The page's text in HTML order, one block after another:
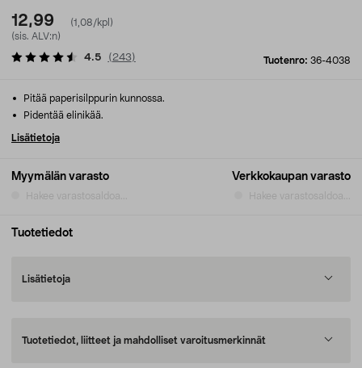
12,99
(1,08/kpl)
(sis. ALV:n)
Tuotenro: 36-4038
4.5 ( 243)
Myymälän varasto
Hakee varastosaldoa...
Verkkokaupan varasto
Hakee varastosaldoa...
Pitää paperisilppurin kunnossa.
Pidentää elinikää.
Lisätietoja
Tuotetiedot
Lisätietoja
Tuotetiedot, liitteet ja mahdolliset varoitusmerkinnät